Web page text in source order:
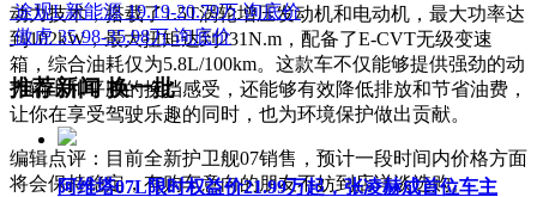
动力技术，搭载了1.5T涡轮增压发动机和电动机，最大功率达
到102kW，最大扭矩达到231N.m，配备了E-CVT无级变速
箱，综合油耗仅为5.8L/100km。这款车不仅能够提供强劲的动
力输出和平顺的换挡感受，还能够有效降低排放和节省油费，
让你在享受驾驶乐趣的同时，也为环境保护做出贡献。
编辑点评：目前全新护卫舰07销售，预计一段时间内价格方面
将会保持稳定，有购车意向的朋友不妨到店详谈选购。
途观L新能源 19.19-20.79万 询底价
傲虎 35.98-35.98万 询底价
推荐新闻换一批
阿维塔07L限时权益价21.99万起，张凌赫成首位车主